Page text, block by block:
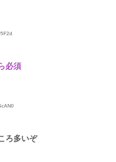
必須
ろ多いぞ